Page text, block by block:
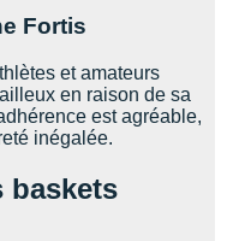
Fortis
et amateurs
en raison de sa
est agréable,
inégalée.
baskets